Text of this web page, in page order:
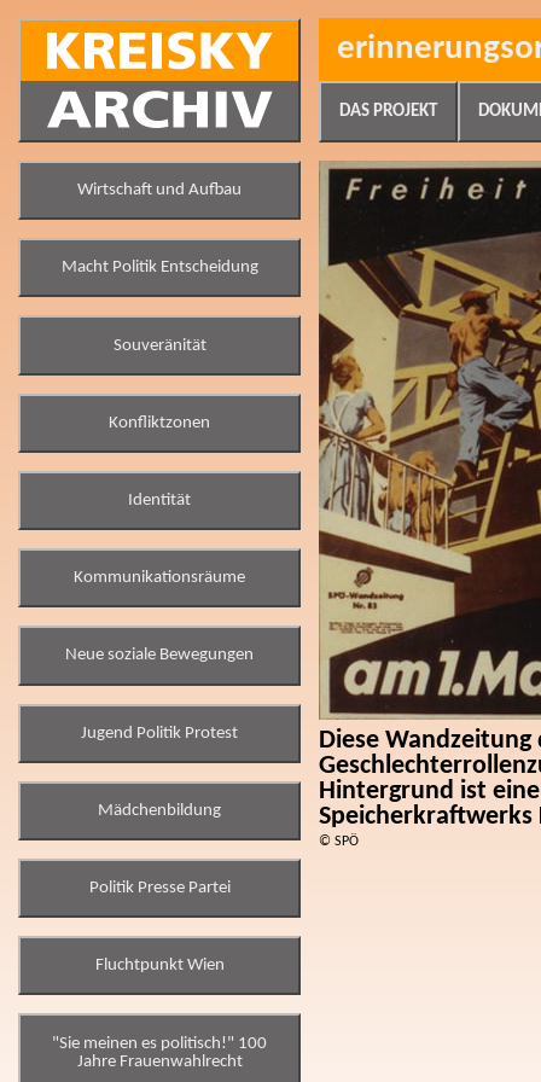
DAS PROJEKT
Wirtschaft und Aufbau
Macht Politik Entscheidung
Souveränität
Konfliktzonen
Identität
Kommunikationsräume
Neue soziale Bewegungen
Jugend Politik Protest
Mädchenbildung
Politik Presse Partei
Fluchtpunkt Wien
"Sie meinen es politisch!" 100
Jahre Frauenwahlrecht
Diese
Hintergrund ist
Speicherkraftwerks
© SPÖ